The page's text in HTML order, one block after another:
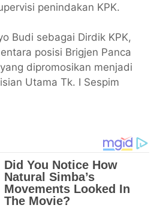
penindakan KPK.
Budi sebagai Dirdik KPK,
posisi Brigjen Panca
dipromosikan menjadi
Utama Tk. I Sespim